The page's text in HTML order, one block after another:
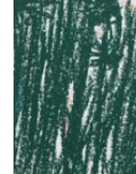
ค้นหา
SHARE